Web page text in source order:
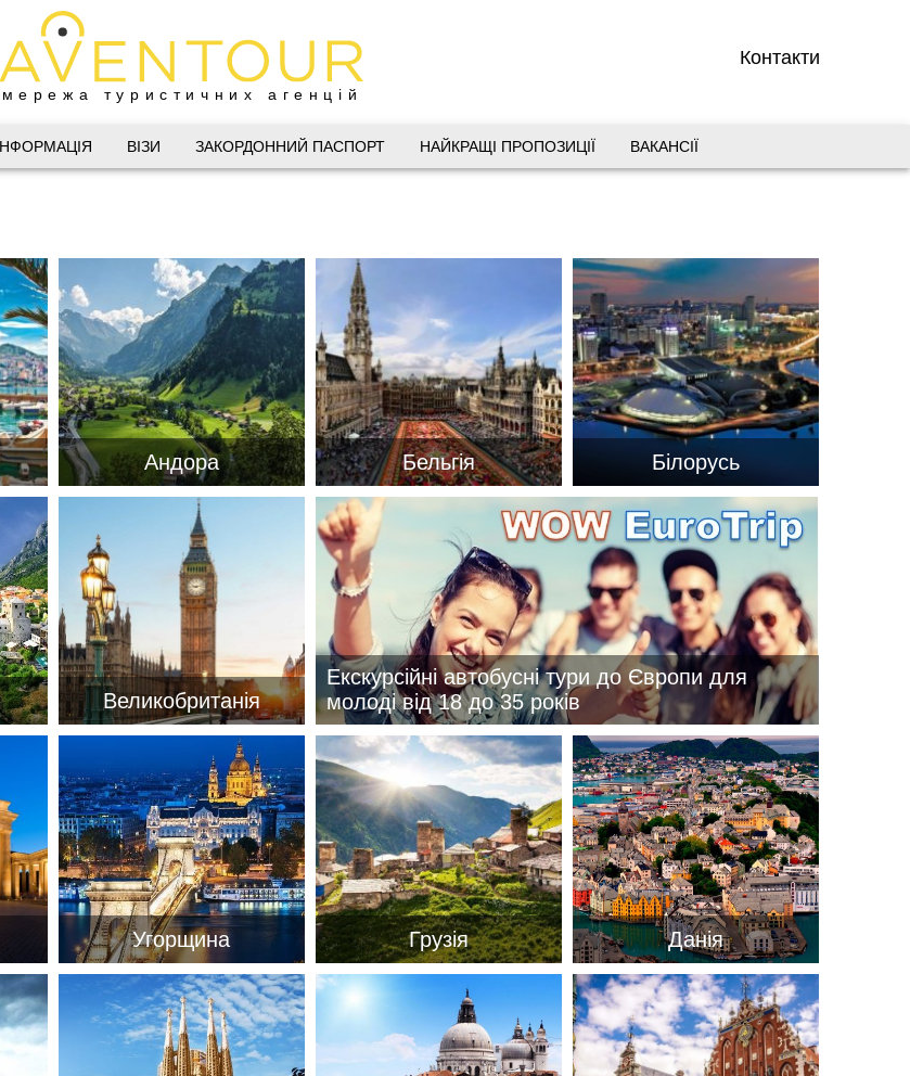
мережа туристичних агенцій
Контакти
32-43
18:00
Дніпро
+38 (093) 180-32-43,
0800 33 01 80
dp_city@aventour.ua
Пн. - Пт. 9:00 - 18:00
Сб 10:00 - 15:00
216
32-43
32-43
32-43 ,
18:00
Харків
вул. Сумська 77/79
+38 (067) 180-32-43,
+38 (099) 180-32-43,
+38 (093) 180-32-43,
0800 33 01 80
kh_city@aventour.ua
Пн. - Пт. 9:00 - 18:00
Сб 10:00 - 15:00
ВІЗИ ЗАКОРДОННИЙ ПАСПОРТ НАЙКРАЩІ ПРОПОЗИЦІЇ ВАКАНСІЇ
Андора Бельгія Білорусь
Великобританія
Грузія Данія
Екскурсійні автобусні тури до Європи для
молоді від 18 до 35 років
Угорщина